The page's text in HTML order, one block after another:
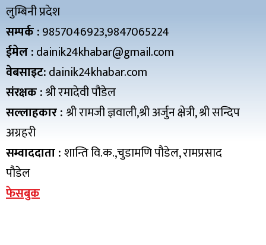
लुम्बिनी प्रदेश
सम्पर्क :9857046923,9847065224
ईमेल :dainik24khabar@gmail.com
वेबसाइट:dainik24khabar.com
संरक्षक :श्री रमादेवी पौडेल
सल्लाहकार :श्री रामजी ज्ञवाली,श्री अर्जुन क्षेत्री, श्री सन्दिप
अग्रहरी
सम्वाददाता :शान्ति वि.क.,चुडामणि पौडेल, रामप्रसाद
पौडेल
फेसबुक